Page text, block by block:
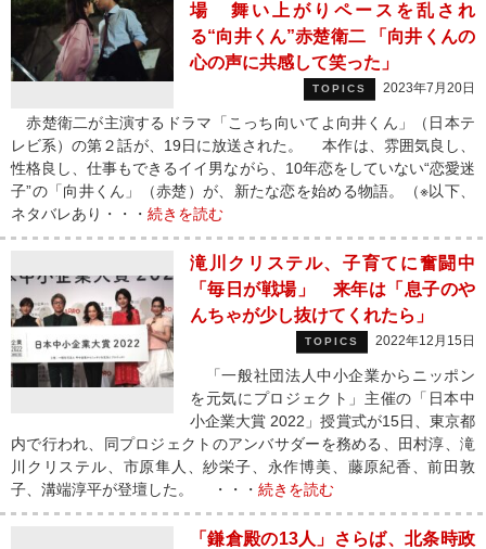
場 舞い上がりペースを乱され
る“向井くん”赤楚衛二 「向井くんの
心の声に共感して笑った」
TOPICS 2023年7月20日
赤楚衛二が主演するドラマ「こっち向いてよ向井くん」（日本テ
レビ系）の第２話が、19日に放送された。 本作は、雰囲気良し、
性格良し、仕事もできるイイ男ながら、10年恋をしていない“恋愛迷
子”の「向井くん」（赤楚）が、新たな恋を始める物語。（※以下、
ネタバレあり・・・ 続きを読む
滝川クリステル、子育てに奮闘中
「毎日が戦場」 来年は「息子のや
んちゃが少し抜けてくれたら」
TOPICS 2022年12月15日
「一般社団法人中小企業からニッポン
を元気にプロジェクト」主催の「日本中
小企業大賞 2022」授賞式が15日、東京都
内で行われ、同プロジェクトのアンバサダーを務める、田村淳、滝
川クリステル、市原隼人、紗栄子、永作博美、藤原紀香、前田敦
子、溝端淳平が登壇した。 ・・・ 続きを読む
「鎌倉殿の13人」さらば、北条時政